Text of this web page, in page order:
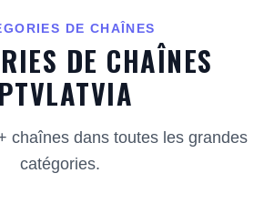
DE CHAÎNES
DE CHAÎNES
chaînes dans toutes les grandes
catégories.